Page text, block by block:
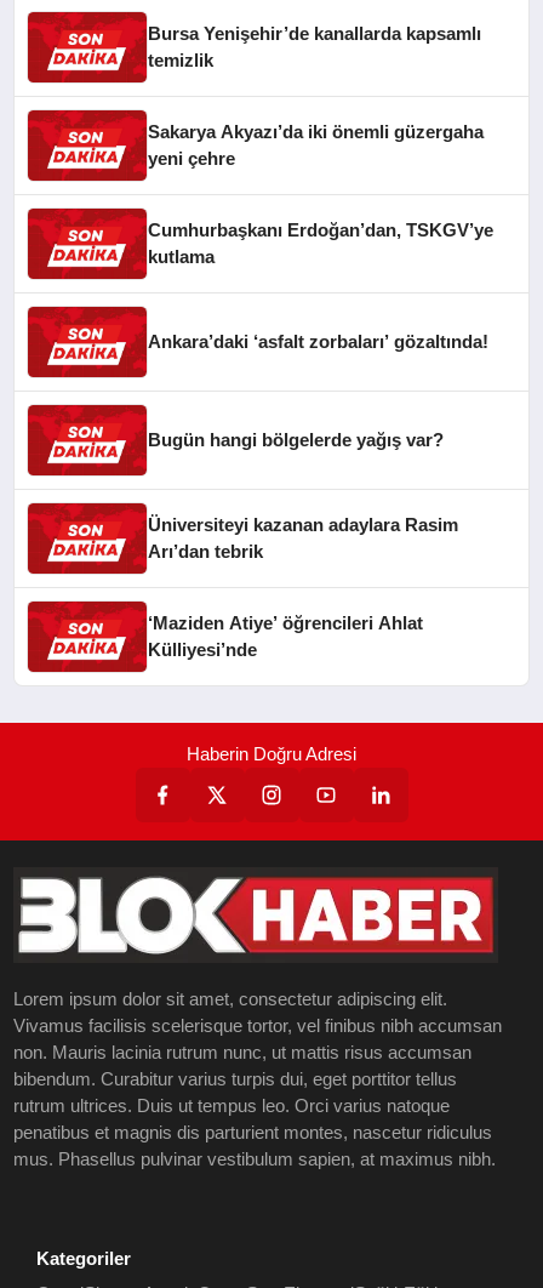
Bursa Yenişehir’de kanallarda kapsamlı
temizlik
Sakarya Akyazı’da iki önemli güzergaha
yeni çehre
Cumhurbaşkanı Erdoğan’dan, TSKGV’ye
kutlama
Ankara’daki ‘asfalt zorbaları’ gözaltında!
Bugün hangi bölgelerde yağış var?
Üniversiteyi kazanan adaylara Rasim
Arı’dan tebrik
‘Maziden Atiye’ öğrencileri Ahlat
Külliyesi’nde
Haberin Doğru Adresi
Lorem ipsum dolor sit amet, consectetur adipiscing elit.
Vivamus facilisis scelerisque tortor, vel finibus nibh accumsan
non. Mauris lacinia rutrum nunc, ut mattis risus accumsan
bibendum. Curabitur varius turpis dui, eget porttitor tellus
rutrum ultrices. Duis ut tempus leo. Orci varius natoque
penatibus et magnis dis parturient montes, nascetur ridiculus
mus. Phasellus pulvinar vestibulum sapien, at maximus nibh.
Kategoriler